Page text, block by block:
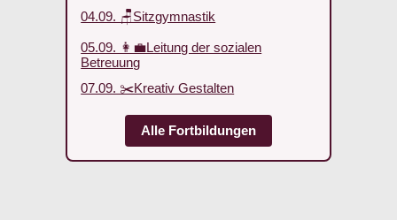
04.09. 🪑Sitzgymnastik
05.09. 👩‍💼Leitung der sozialen
Betreuung
07.09. ✂️Kreativ Gestalten
Alle Fortbildungen